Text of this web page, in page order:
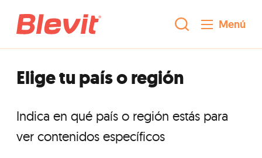
Menú
Elige tu país o región
Indica en qué país o región estás para
ver contenidos específicos